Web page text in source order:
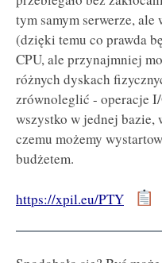
tym samym serwerze, ale
(dzięki temu co prawda
CPU, ale przynajmniej
różnych dyskach
zrównoleglić - operacje
wszystko w jednej bazie,
czemu możemy
budżetem.
https://xpil.eu/PTY